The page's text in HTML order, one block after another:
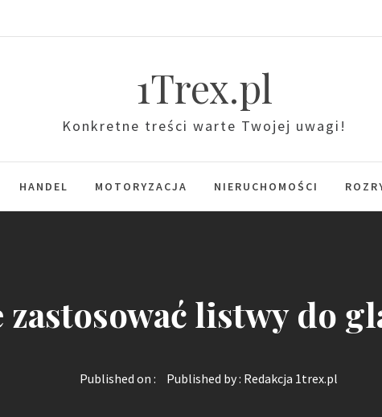
1Trex.pl
Konkretne treści warte Twojej uwagi!
HANDEL MOTORYZACJA NIERUCHOMOŚCI
zastosować listwy do
Published on : Published by : Redakcja 1trex.pl